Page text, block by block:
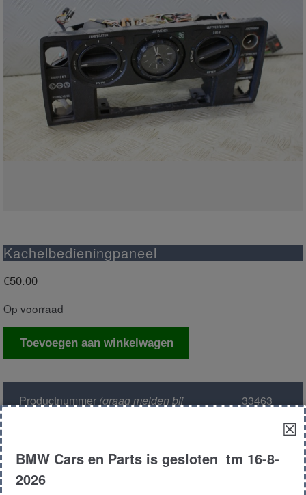
Kachelbedieningpaneel
€50.00
Op voorraad
Kachelbedieningpaneel
Toevoegen aan winkelwagen
Productnummer(graag melden bij
33463
Model : E23
☒
BMW Cars en Parts is gesloten tm 16-8-
2026